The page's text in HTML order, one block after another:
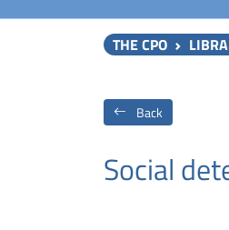
THE CPO
Back
Social